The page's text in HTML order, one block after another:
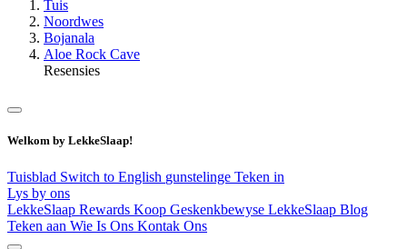
Tuis
Noordwes
Bojanala
Aloe Rock Cave
Resensies
Welkom by LekkeSlaap!
Tuisblad Switch to English gunstelinge Teken in
Lys by ons
LekkeSlaap Rewards Koop Geskenkbewyse LekkeSlaap Blog
Teken aan Wie Is Ons Kontak Ons